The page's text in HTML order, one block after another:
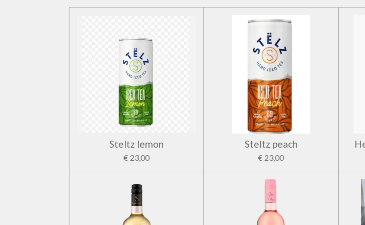
Steltz lemon
€ 23,00
Steltz peach
€ 23,00